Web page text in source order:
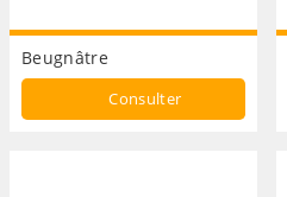
Beugnâtre
Consulter